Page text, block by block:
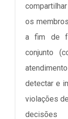
os
a fim de
conjunto
detectar e
violações